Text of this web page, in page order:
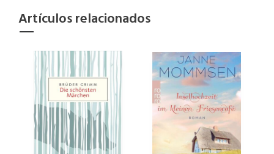
Artículos relacionados